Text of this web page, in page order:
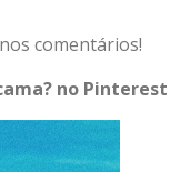
comentários!
no Pinterest